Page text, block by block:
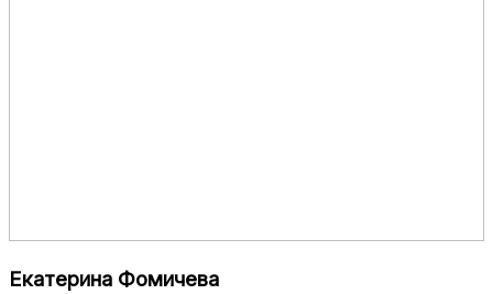
Екатерина Фомичева